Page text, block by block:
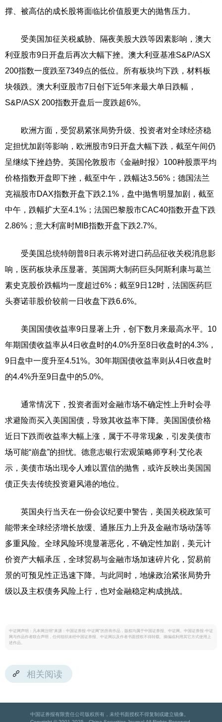
撑、被高估的成长股将面临比价值股更大的抛售压力。
受美国加征关税威胁、隔夜美股大跌等因素影响，澳大
利亚股市9日开盘后再次大幅下挫。澳大利亚基准S&P/ASX
200指数一度跌至7349点的低位。所有板块均下跌，材料板
块领跌。澳大利亚股市7日创下近5年来最大单日跌幅，
S&P/ASX 200指数开盘后一度跌超6%。
欧洲方面，受贸易紧张局势升级、投资者对全球经济稳
定担忧加剧等影响，欧洲股市9日开盘大幅下跌，截至午间仍
呈继续下挫趋势。英国伦敦股市《金融时报》100种股票平均
价格指数开盘即下挫，截至中午，跌幅达3.56%；德国法兰
克福股市DAX指数开盘下跌2.1%，盘中抛售明显加剧，截至
中午，跌幅扩大至4.1%；法国巴黎股市CAC40指数开盘下跌
2.86%；意大利富时MIB指数开盘下跌2.7%。
受美国总统特朗普8日表示将对进口药品征收关税消息影
响，医药板块承压显著。英国两大制药巨头阿斯利康与葛兰
素史克股价跌幅均一度超过6%；截至9日12时，法国医药巨
头赛诺菲股价较前一日收盘下跌6.6%。
美国国债收益率9日显著上升，创下数月来最高水平。10
年期国债收益率从4日收盘时的4.0%升至8日收盘时的4.3%，
9日盘中一度升至4.51%。30年期国债收益率则从4日收盘时
的4.4%升至9日盘中的5.0%。
通常情况下，投资者面对金融市场不确定性上升时会寻
求避险而买入美国国债，导致其收益率下降。美国国债价格
近日下跌而收益率大幅上涨，属于不寻常现象，引发美债市
场可能“崩盘”的担忧。德意志银行宏观策略师亨利·艾伦表
示，美债市场出现令人难以置信的抛售，或许反映出美国国
债正失去传统投资避风港的地位。
英国央行当天在一份会议纪要中警告，美国关税政策可
能带来全球经济增长放缓、通胀压力上升及金融市场动荡等
多重风险。全球风险环境显著恶化，不确定性加剧，美元计
价资产大幅承压，全球贸易与金融市场加速碎片化，贸易前
景的可预见性正迅速下降。与此同时，地缘政治紧张局势升
级以及主权债务风险上行，也对金融稳定构成挑战。
中证网声明：凡本网注明“来源：中国证券报·中证网”的所有作品，版权均属于中国证券报、中证网。中国证券报·中证
网与作品作者联合声明，任何组织未经中国证券报、中证网以及作者书面授权不得转载、摘编或利用其它方式使用上
述作品。
相关阅读
中国证券报有限责任公司版权所有，未经书面授权不得复制或建立镜像。